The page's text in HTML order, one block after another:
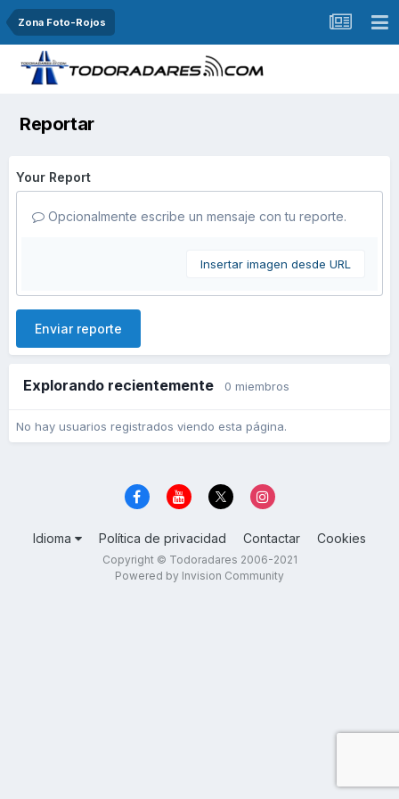
Zona Foto-Rojos
Reportar
Your Report
Opcionalmente escribe un mensaje con tu reporte.
Insertar imagen desde URL
Enviar reporte
Explorando recientemente 0 miembros
No hay usuarios registrados viendo esta página.
Idioma Política de privacidad Contactar Cookies
Copyright © Todoradares 2006-2021
Powered by Invision Community